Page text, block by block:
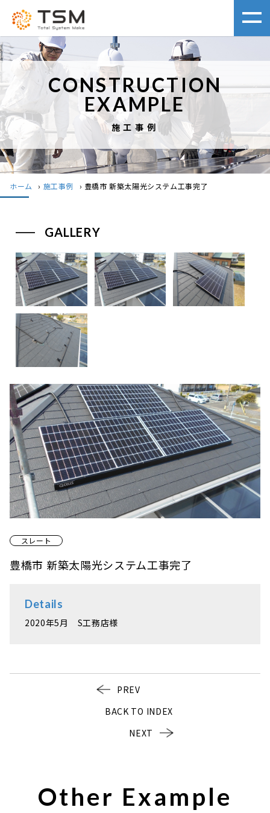
CONSTRUCTION
EXAMPLE
施工事例
ホーム › 施工事例 › 豊橋市 新築太陽光システム工事完了
スレート
豊橋市 新築太陽光システム工事完了
Details
2020年5月 S工務店様
GALLERY
PREV
BACK TO INDEX
NEXT
Other Example